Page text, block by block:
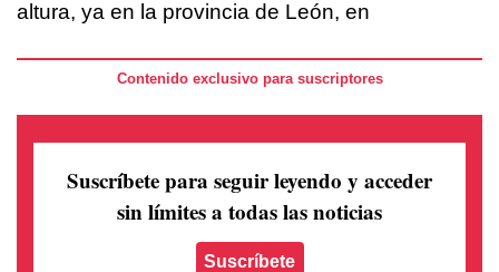
altura, ya en la provincia de León, en
Contenido exclusivo para suscriptores
Suscríbete para seguir leyendo y acceder
sin límites a todas las noticias
Suscríbete